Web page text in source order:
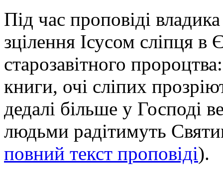
Під час проповіді
зцілення Ісусом сліпця
старозавітного
книги, очі сліпих
дедалі більше у Господі
людьми радітимуть
повний текст проповіді).